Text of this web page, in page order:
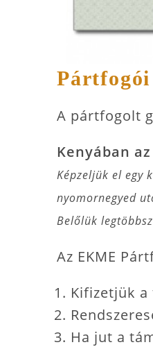
A pártfogolt
Kenyában
Képzeljük el egy
nyomornegyed
Belőlük
Az EKME
Kifizetjük
Ha jut a